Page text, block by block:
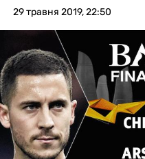
БУКМЕКЕРИ
29 травня 2019, 22:50